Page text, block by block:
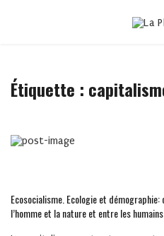
Étiquette :
Ecosocialisme. Ecologie et
l’homme et la nature et entre les humains